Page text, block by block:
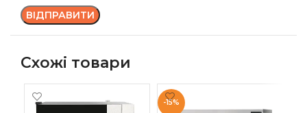
Схожі товари
-15%